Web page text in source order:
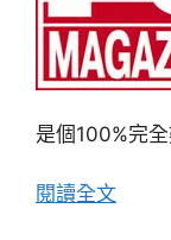
是個100%完
閱讀全文